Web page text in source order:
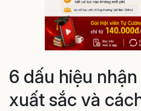
6 dấu hiệu
xuất sắc và